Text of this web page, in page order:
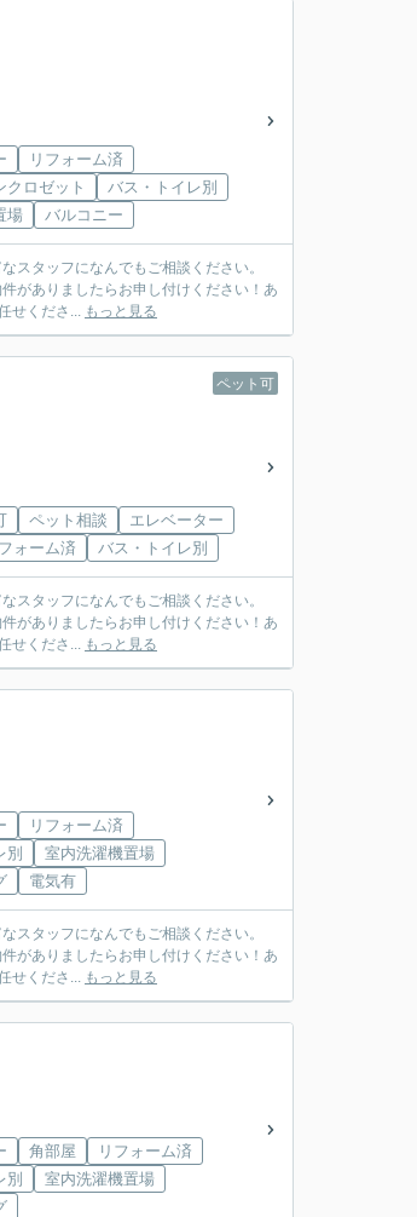
リフォーム済
クロゼット
バス・トイレ別
場
バルコニー
スタッフになんでもご相談ください。
がありましたらお申し付けください！あ
ＲＩＭＯ】にお任せくださ... もっと見る
ペット可
ペット相談
エレベーター
ォーム済 バス・トイレ別
スタッフになんでもご相談ください。
がありましたらお申し付けください！あ
ＲＩＭＯ】にお任せくださ... もっと見る
リフォーム済
別
室内洗濯機置場
電気有
スタッフになんでもご相談ください。
がありましたらお申し付けください！あ
ＲＩＭＯ】にお任せくださ... もっと見る
角部屋
リフォーム済
別
室内洗濯機置場